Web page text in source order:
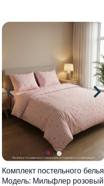
Комплект постельного белья
Модель: Мильфлер розовый